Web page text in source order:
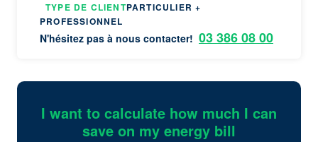
TYPE DE CLIENTPARTICULIER +
PROFESSIONNEL
N'hésitez pas à nous contacter! 03 386 08 00
I want to calculate how much I can
save on my energy bill